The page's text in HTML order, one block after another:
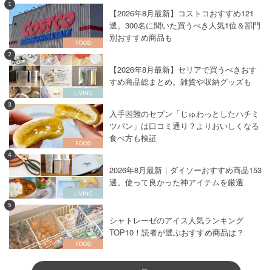
1
【2026年8月最新】コストコおすすめ121
選。300名に聞いた買うべき人気1位＆部門
別おすすめ商品も
2
【2026年8月最新】セリアで買うべきおす
すめ商品総まとめ。雑貨や収納グッズも
3
入手困難のセブン「じゅわっとしたハチミ
ツパン」は口コミ通り？よりおいしくなる
食べ方も検証
4
2026年8月最新｜ダイソーおすすめ商品153
選。使って良かった神アイテムを厳選
5
シャトレーゼのアイス人気ランキング
TOP10！読者が選ぶおすすめ商品は？